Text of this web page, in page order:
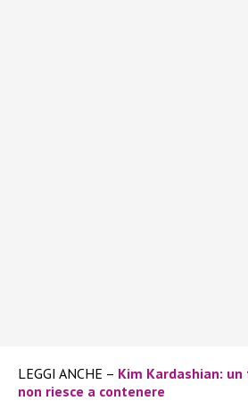
LEGGI ANCHE – Kim Kardashian:
non riesce a contenere